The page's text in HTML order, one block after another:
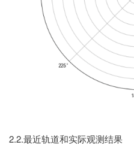
2.2.最近轨道和实际观测结果